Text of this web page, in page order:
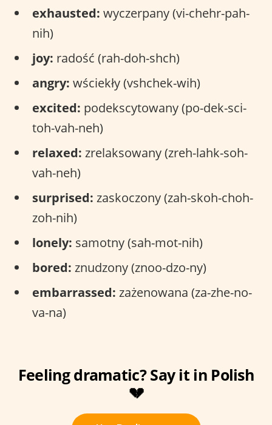
exhausted: wyczerpany (vi-chehr-pah-
nih)
joy: radość (rah-doh-shch)
angry: wściekły (vshchek-wih)
excited: podekscytowany (po-dek-sci-
toh-vah-neh)
relaxed: zrelaksowany (zreh-lahk-soh-
vah-neh)
surprised: zaskoczony (zah-skoh-choh-
zoh-nih)
lonely: samotny (sah-mot-nih)
bored: znudzony (znoo-dzo-ny)
embarrassed: zażenowana (za-zhe-no-
va-na)
Feeling dramatic? Say it in Polish
💔